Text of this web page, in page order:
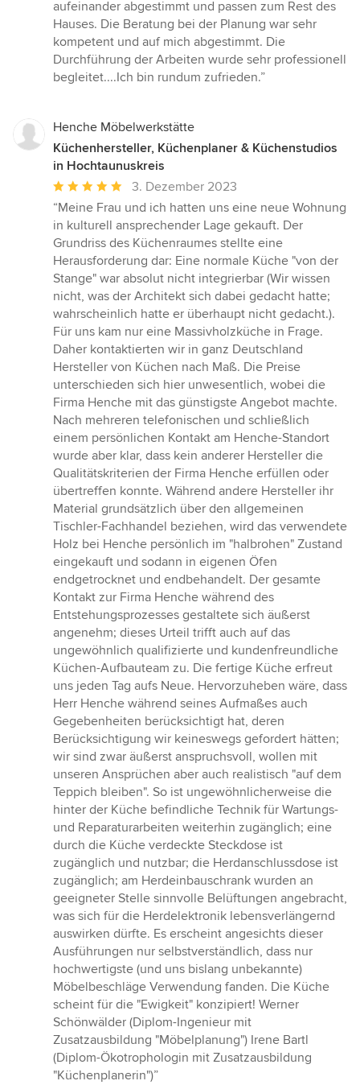
aufeinander abgestimmt und passen zum Rest des
Hauses. Die Beratung bei der Planung war sehr
kompetent und auf mich abgestimmt. Die
Durchführung der Arbeiten wurde sehr professionell
begleitet....Ich bin rundum zufrieden.”
Henche Möbelwerkstätte
Küchenhersteller, Küchenplaner & Küchenstudios
in Hochtaunuskreis
Durchschnittliche
Bewertung:
5
von
5
Sternen
3. Dezember 2023
“Meine Frau und ich hatten uns eine neue Wohnung
in kulturell ansprechender Lage gekauft. Der
Grundriss des Küchenraumes stellte eine
Herausforderung dar: Eine normale Küche "von der
Stange" war absolut nicht integrierbar (Wir wissen
nicht, was der Architekt sich dabei gedacht hatte;
wahrscheinlich hatte er überhaupt nicht gedacht.).
Für uns kam nur eine Massivholzküche in Frage.
Daher kontaktierten wir in ganz Deutschland
Hersteller von Küchen nach Maß. Die Preise
unterschieden sich hier unwesentlich, wobei die
Firma Henche mit das günstigste Angebot machte.
Nach mehreren telefonischen und schließlich
einem persönlichen Kontakt am Henche-Standort
wurde aber klar, dass kein anderer Hersteller die
Qualitätskriterien der Firma Henche erfüllen oder
übertreffen konnte. Während andere Hersteller ihr
Material grundsätzlich über den allgemeinen
Tischler-Fachhandel beziehen, wird das verwendete
Holz bei Henche persönlich im "halbrohen" Zustand
eingekauft und sodann in eigenen Öfen
endgetrocknet und endbehandelt. Der gesamte
Kontakt zur Firma Henche während des
Entstehungsprozesses gestaltete sich äußerst
angenehm; dieses Urteil trifft auch auf das
ungewöhnlich qualifizierte und kundenfreundliche
Küchen-Aufbauteam zu. Die fertige Küche erfreut
uns jeden Tag aufs Neue. Hervorzuheben wäre, dass
Herr Henche während seines Aufmaßes auch
Gegebenheiten berücksichtigt hat, deren
Berücksichtigung wir keineswegs gefordert hätten;
wir sind zwar äußerst anspruchsvoll, wollen mit
unseren Ansprüchen aber auch realistisch "auf dem
Teppich bleiben". So ist ungewöhnlicherweise die
hinter der Küche befindliche Technik für Wartungs-
und Reparaturarbeiten weiterhin zugänglich; eine
durch die Küche verdeckte Steckdose ist
zugänglich und nutzbar; die Herdanschlussdose ist
zugänglich; am Herdeinbauschrank wurden an
geeigneter Stelle sinnvolle Belüftungen angebracht,
was sich für die Herdelektronik lebensverlängernd
auswirken dürfte. Es erscheint angesichts dieser
Ausführungen nur selbstverständlich, dass nur
hochwertigste (und uns bislang unbekannte)
Möbelbeschläge Verwendung fanden. Die Küche
scheint für die "Ewigkeit" konzipiert! Werner
Schönwälder (Diplom-Ingenieur mit
Zusatzausbildung "Möbelplanung") Irene Bartl
(Diplom-Ökotrophologin mit Zusatzausbildung
"Küchenplanerin")”